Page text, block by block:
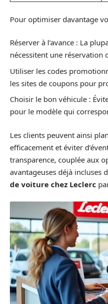
Pour optimiser davantage
Réserver à l’avance : La
nécessitent une réservation
Utiliser les codes
les sites de coupons pour
Choisir le bon véhicule :
pour le modèle qui
Les clients peuvent ainsi
efficacement et éviter
transparence, couplée aux
avantageuses déjà incluses
de voiture chez Leclerc